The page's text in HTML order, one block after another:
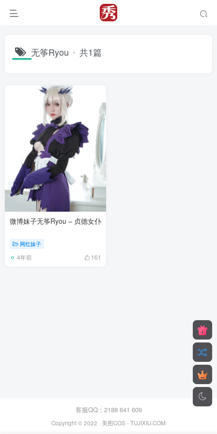
无筝Ryou 共1篇
微博妹子无筝Ryou – 贞德女仆
网红妹子
4年前 161
客服QQ：2188 641 609
Copyright © 2022 · 美图COS - TUJIXIU.COM